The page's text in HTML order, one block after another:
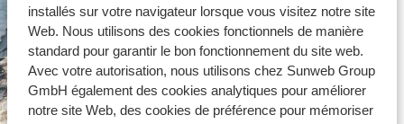
installés sur votre navigateur lorsque vous visitez notre site
Web. Nous utilisons des cookies fonctionnels de manière
standard pour garantir le bon fonctionnement du site web.
Avec votre autorisation, nous utilisons chez Sunweb Group
GmbH également des cookies analytiques pour améliorer
notre site Web, des cookies de préférence pour mémoriser